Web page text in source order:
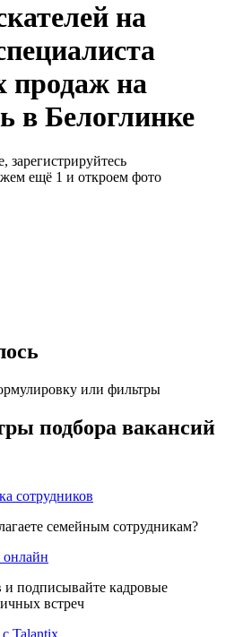
на
продаж на
в Белоглинке
зарегистрируйтесь
ещё 1 и откроем фото
или фильтры
подбора вакансий
сотрудников
семейным сотрудникам?
онлайн
и подписывайте кадровые
встреч
с Talantix